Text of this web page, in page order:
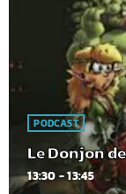
PODCAST
Le Donjon
13:30 - 13:45